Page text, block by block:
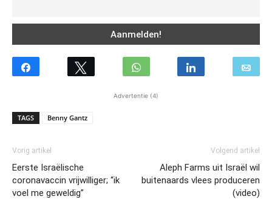
Advertentie (4)
TAGS Benny Gantz
Vorig artikel
Eerste Israëlische
coronavaccin vrijwilliger; “ik
voel me geweldig”
Volgend artikel
Aleph Farms uit Israël wil
buitenaards vlees produceren
(video)